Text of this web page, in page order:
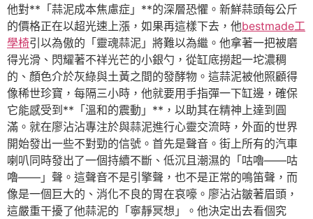
他對**「蒜泥成本焦慮症」**的深層恐懼。新鮮蒜頭每公斤
的價格正在以超光速上漲，如果再這樣下去，他bestmade工
學椅引以為傲的「靈魂蒜泥」將難以為繼。他拿著一把被磨
得光滑、閃耀著不祥光芒的小銀勺，從缸底撈起一坨濃稠
的、顏色介於灰綠與土黃之間的發酵物。這蒜泥被他照顧得
像稀世珍寶，每隔三小時，他就要用手指彈一下缸邊，確保
它能感受到**「溫和的震動」**，以助其在精神上達到圓
滿。就在廖沾沾專注於與蒜泥進行心靈交流時，外面的世界
開始發出一些不對勁的信號。首先是聲音。街上所有的汽車
喇叭同時發出了一個持續不斷、低沉且潮濕的「咕嚕——咕
嚕——」聲。這聲音不是引擎聲，也不是正常的鳴笛聲，而
像是一個巨大的、消化不良的胃在哀嚎。廖沾沾皺著眉頭，
這嚴重干擾了他蒜泥的「寧靜冥想」。他決定出去看個究